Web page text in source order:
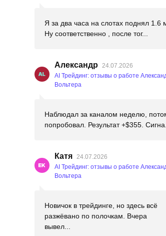
Я за два часа на слотах поднял 1.6
Ну соответственно , после тог...
Александр
24.07.2026
AI Трейдинг: отзывы о работе
Вольтера
Наблюдал за каналом неделю,
попробовал. Результат +$355.
Катя 24.07.2026
AI Трейдинг: отзывы о работе
Вольтера
Новичок в трейдинге, но здесь всё
разжёвано по полочкам. Вчера
вывел...